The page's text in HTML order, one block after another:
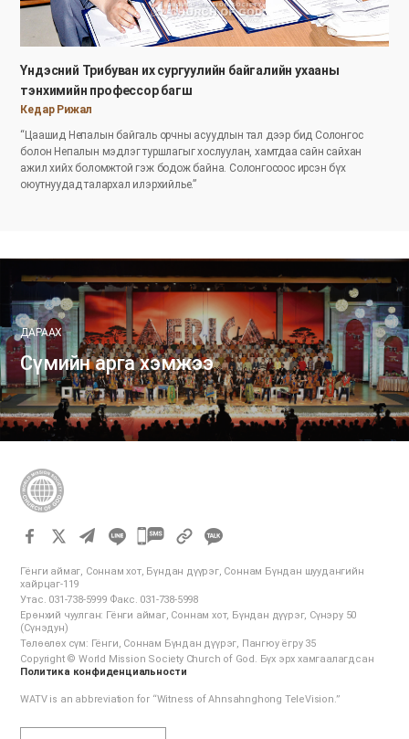
Үндэсний Трибуван их сургуулийн байгалийн ухааны
тэнхимийн профессор багш
Кедар Рижал
“Цаашид Непалын байгаль орчны асуудлын тал дээр бид Солонгос
болон Непалын мэдлэг туршлагыг хослуулан, хамтдаа сайн сайхан
ажил хийх боломжтой гэж бодож байна. Солонгосоос ирсэн бүх
оюутнуудад талархал илэрхийлье.”
ДАРААХ
Сүмийн арга хэмжээ
카
오
공
유
하
Гёнги аймаг, Соннам хот, Бүндан дүүрэг, Соннам Бүндан шуудангийн
хайрцаг-119
Утас. 031-738-5999 Факс. 031-738-5998
Ерөнхий чуулган: Гёнги аймаг, Соннам хот, Бүндан дүүрэг, Сүнэру 50
(Сүнэдун)
Төлөөлөх сүм: Гёнги, Соннам Бүндан дүүрэг, Пангюу ёгру 35
Copyright © World Mission Society Church of God. Бүх эрх хамгаалагдсан
Политика конфиденциальности
WATV is an abbreviation for “Witness of Ahnsahnghong TeleVision.”